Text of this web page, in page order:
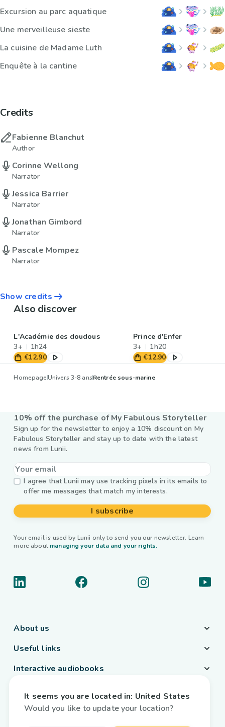
Excursion au parc aquatique
Une merveilleuse sieste
La cuisine de Madame Luth
Enquête à la cantine
Credits
Fabienne Blanchut
Author
Corinne Wellong
Narrator
Jessica Barrier
Narrator
Jonathan Gimbord
Narrator
Pascale Mompez
Narrator
Show credits
Also discover
L'Académie des doudous
3+
1h24
€12.90
Prince d'Enfer
3+
1h20
€12.90
HomepageUnivers 3-8 ansRentrée sous-marine
10% off the purchase of My Fabulous Storyteller
Sign up for the newsletter to enjoy a 10% discount on My
Fabulous Storyteller and stay up to date with the latest
news from Lunii.
I agree that Lunii may use tracking pixels in its emails to
offer me messages that match my interests.
I subscribe
Your email is used by Lunii only to send you our newsletter. Learn
more about managing your data and your rights.
About us
Useful links
Interactive audiobooks
Belgium English
It seems you are located in: United States
Would you like to update your location?